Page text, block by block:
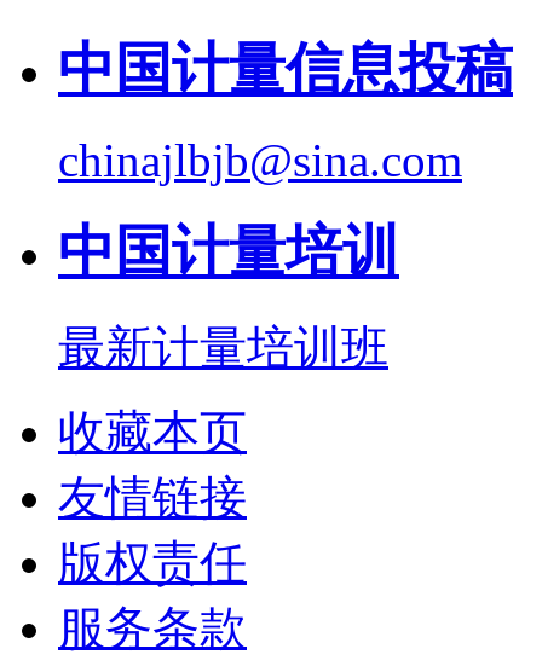
中国计量信息投稿
chinajlbjb@sina.com
中国计量培训
最新计量培训班
收藏本页
友情链接
版权责任
服务条款